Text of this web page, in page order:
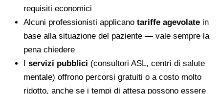
requisiti economici
Alcuni professionisti applicano tariffe agevolate in
base alla situazione del paziente — vale sempre la
pena chiedere
I servizi pubblici (consultori ASL, centri di salute
mentale) offrono percorsi gratuiti o a costo molto
ridotto, anche se i tempi di attesa possono essere